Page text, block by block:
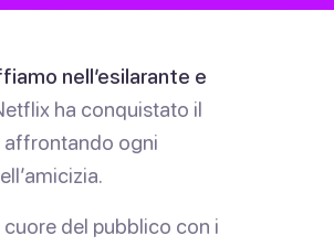
nell’esilarante e
ha conquistato il
affrontando ogni
cuore del pubblico con i